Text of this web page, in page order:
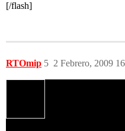
[/flash]
RTOmip 2 Febrero, 2009
5